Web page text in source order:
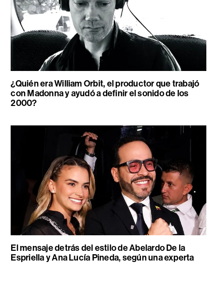
¿Quién era William Orbit, el productor que trabajó
con Madonna y ayudó a definir el sonido de los
2000?
El mensaje detrás del estilo de Abelardo De la
Espriella y Ana Lucía Pineda, según una experta